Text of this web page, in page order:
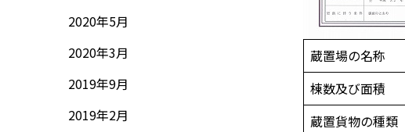
2020年5月
2020年3月
2019年9月
2019年2月
蔵置場の名称
棟数及び面積
蔵置貨物の種類